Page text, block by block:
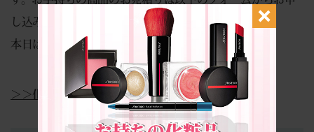
し込みください。24時間以内にご返信いたします。
本日はご来店いただきありがとうございました。
＞＞化粧品買取についての詳細はこちら＜＜